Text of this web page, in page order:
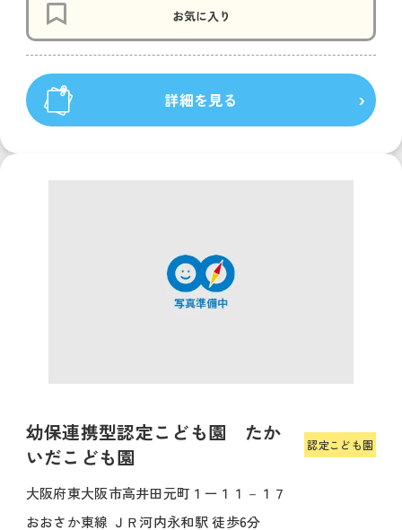
お気に入り
詳細を見る
幼保連携型認定こども園 たか
いだこども園
認定こども園
大阪府東大阪市高井田元町１ー１１－１７
おおさか東線 ＪＲ河内永和駅 徒歩6分